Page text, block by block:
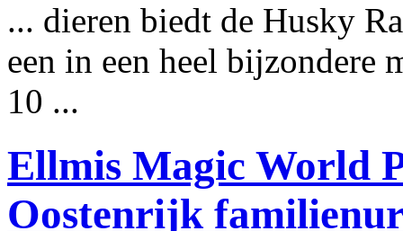
... dieren biedt de Husky
een in een heel
10 ...
Ellmis Magic World
Oostenrijk